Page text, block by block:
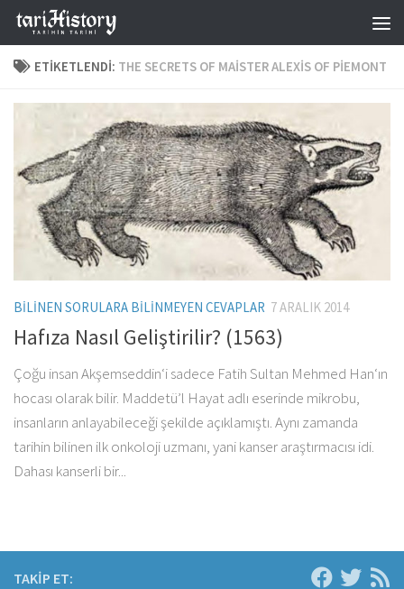
Skip to content
ETIKETLENDI: THE SECRETS OF MAISTER ALEXIS OF PIEMONT
BILINEN SORULARA BILINMEYEN CEVAPLAR 7 ARALIK 2014
Hafıza Nasıl Geliştirilir? (1563)
Çoğu insan Akşemseddin‘i sadece Fatih Sultan Mehmed Han‘ın
hocası olarak bilir. Maddetü’l Hayat adlı eserinde mikrobu,
insanların anlayabileceği şekilde açıklamıştı. Aynı zamanda
tarihin bilinen ilk onkoloji uzmanı, yani kanser araştırmacısı idi.
Dahası kanserli bir...
TAKIP ET: